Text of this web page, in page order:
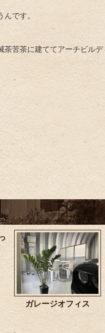
です。
苦茶に建ててアーチビル
ガレージオフィス